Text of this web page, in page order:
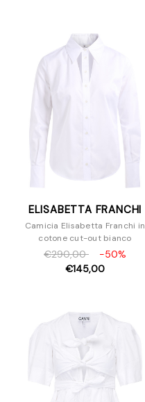
ELISABETTA FRANCHI
Camicia Elisabetta Franchi in
cotone cut-out bianco
€290,00
-50%
€145,00